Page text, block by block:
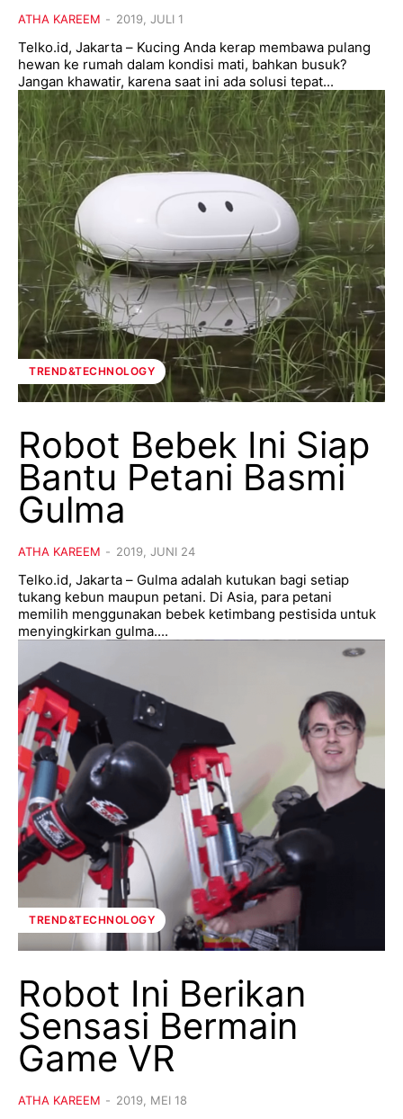
ATHA KAREEM - 2019, JULI 1
Telko.id, Jakarta – Kucing Anda kerap membawa pulang
hewan ke rumah dalam kondisi mati, bahkan busuk?
Jangan khawatir, karena saat ini ada solusi tepat...
TREND&TECHNOLOGY
Robot Bebek Ini Siap
Bantu Petani Basmi
Gulma
ATHA KAREEM - 2019, JUNI 24
Telko.id, Jakarta – Gulma adalah kutukan bagi setiap
tukang kebun maupun petani. Di Asia, para petani
memilih menggunakan bebek ketimbang pestisida untuk
menyingkirkan gulma....
TREND&TECHNOLOGY
Robot Ini Berikan
Sensasi Bermain
Game VR
ATHA KAREEM - 2019, MEI 18